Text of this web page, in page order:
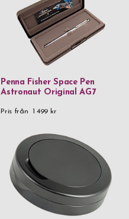
Penna Fisher Space Pen
Astronaut Original AG7
Pris från 1 499 kr